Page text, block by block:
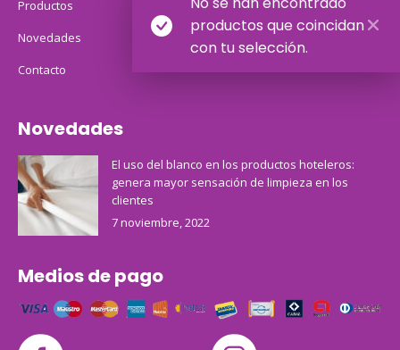
productos que coincidan
con tu selección.
Productos
Novedades
Contacto
Novedades
El uso del blanco en los productos hoteleros:
genera mayor sensación de limpieza en los
clientes
7 noviembre, 2022
Medios de pago